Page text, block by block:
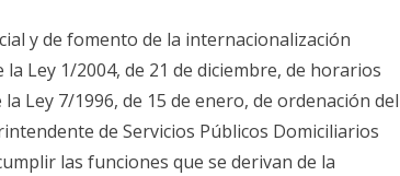
y de fomento de la internacionalización
Ley 1/2004, de 21 de diciembre, de horarios
Ley 7/1996, de 15 de enero, de ordenación del
de Servicios Públicos Domiciliarios
las funciones que se derivan de la